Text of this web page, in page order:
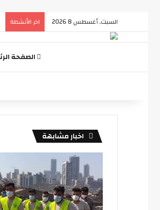
السبت, أغسطس 8 2026 اخر الأنشطة
الصفحة
اخبار مشابهة